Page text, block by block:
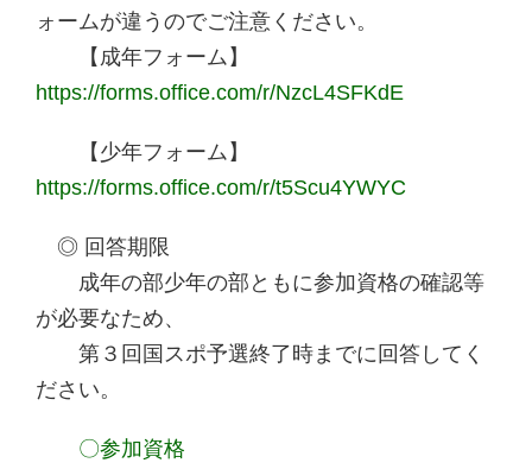
ォームが違うのでご注意ください。
【成年フォーム】
https://forms.office.com/r/NzcL4SFKdE
【少年フォーム】
https://forms.office.com/r/t5Scu4YWYC
◎ 回答期限
成年の部少年の部ともに参加資格の確認等
が必要なため、
第３回国スポ予選終了時までに回答してく
ださい。
〇参加資格